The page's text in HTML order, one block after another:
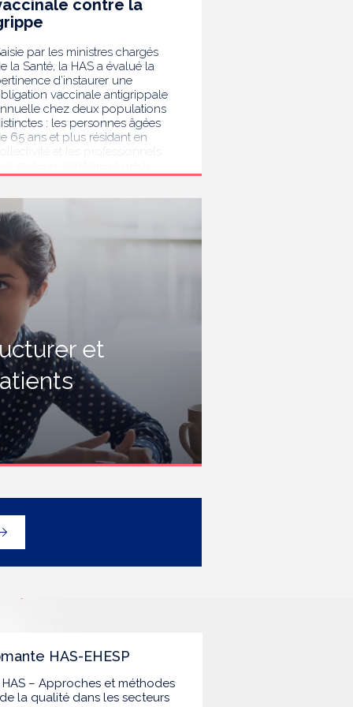
contre la
par les ministres chargés
la Santé, la HAS a évalué la
d’instaurer une
vaccinale antigrippale
chez deux populations
: les personnes âgées
65 ans et plus résidant en
collectivité et les professionnels
Au terme de son analyse,
vaccination antigrippale pour les
de 65 ans et plus
vivant en collectivité doit rester
sans devenir
obligatoire. Afin de protéger les
les plus vulnérables,
recommande en revanche la
mise en place d’une obligation
contre la grippe pour
l'ensemble des professionnels de
ainsi que pour les autres
travaillant dans les
de santé ou dans
établissements médicaux
hébergeant des
âgées, en contact
des personnes à risque de
sévère, avec un
prioritaire en Ehpad
et
HAS-EHESP
– Approches et méthodes
la qualité dans les secteurs